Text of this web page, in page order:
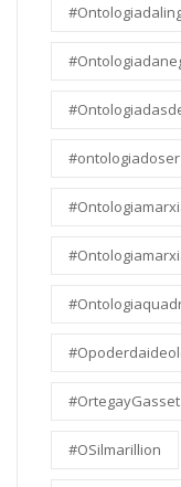
#ontologiadoser
#OrtegayGasset
#OSilmarillion